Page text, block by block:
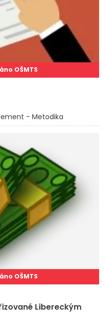
OŠMTS
- Metodika
OŠMTS
Libereckým